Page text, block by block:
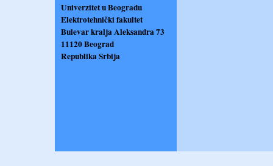
Univerzitet u Beogradu
Elektrotehnički fakultet
Bulevar kralja Aleksandra 73
11120 Beograd
Republika Srbija